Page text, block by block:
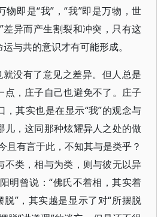
即是“我”，“我”即是万物，世
差异而产生割裂和冲突，只有这
与共的意识才有可能形成。
就没有了意见之差异。但人总是
点，庄子自己也避免不了。庄子
，其实也是在显示“我”的观念与
儿，这同那种炫耀异人之处的做
且有言于此，不知其与是类乎？
不类，相与为类，则与彼无以异
明曾说：“佛氏不着相，其实着
脱”，其实越是显示了对“所摆脱